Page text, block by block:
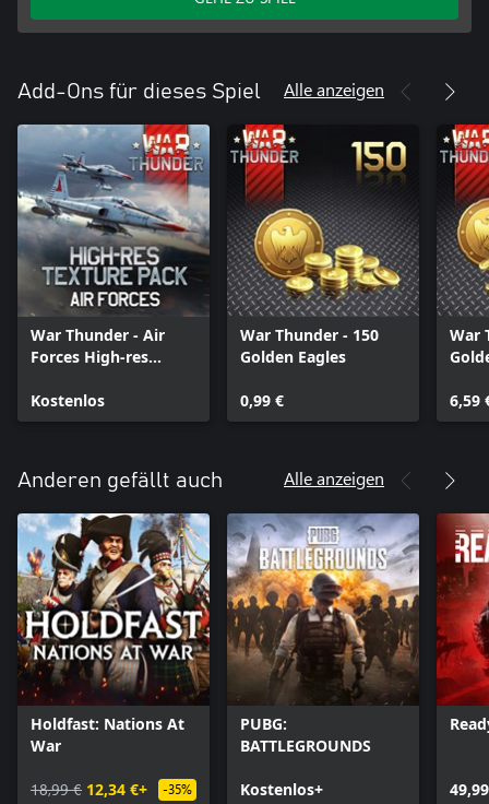
Add-Ons für dieses Spiel Alle anzeigen
War Thunder - Air
Forces High-res
Kostenlos
War Thunder - 150
Golden Eagles
0,99 €
War
6,59
Anderen gefällt auch Alle anzeigen
Holdfast: Nations At
War
18,99 € 12,34 €+ -35%
PUBG:
BATTLEGROUNDS
Kostenlos+